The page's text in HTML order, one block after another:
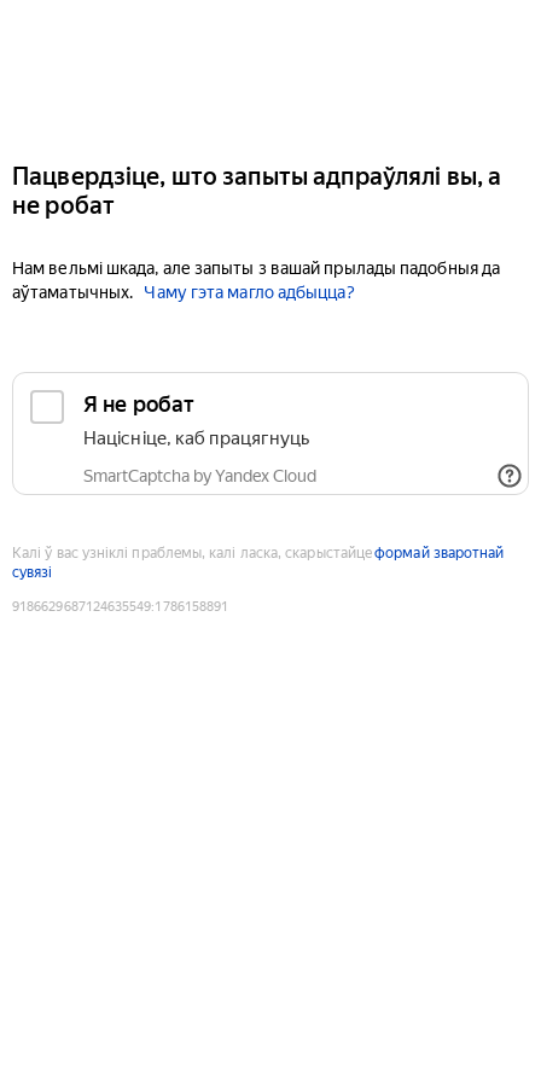
Пацвердзіце, што запыты адпраўлялі вы, а
не робат
Нам вельмі шкада, але запыты з вашай прылады падобныя да
аўтаматычных.
Чаму гэта магло адбыцца?
Я не робат
Націсніце, каб працягнуць
SmartCaptcha by Yandex Cloud
Калі ў вас узніклі праблемы, калі ласка, скарыстайцеформай зваротнай
сувязі
9186629687124635549:1786158891